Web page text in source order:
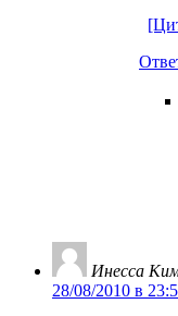
Инесса
28/08/2010 в